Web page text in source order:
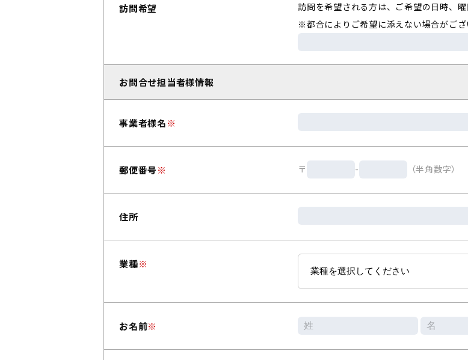
訪問希望
訪問を希望される方は、ご希望の日時、曜
※都合によりご希望に添えない場合がござ
お問合せ担当者様情報
事業者様名※
郵便番号※ 〒 - （半角数字）
住所
業種※
お名前※